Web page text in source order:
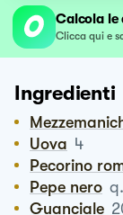
Calcola le
Clicca qui e
Ingredienti
Uova 4
Pecorino
Pepe nero
Guanciale